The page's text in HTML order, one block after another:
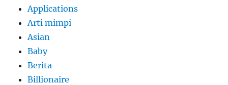
Applications
Arti mimpi
Asian
Baby
Berita
Billionaire